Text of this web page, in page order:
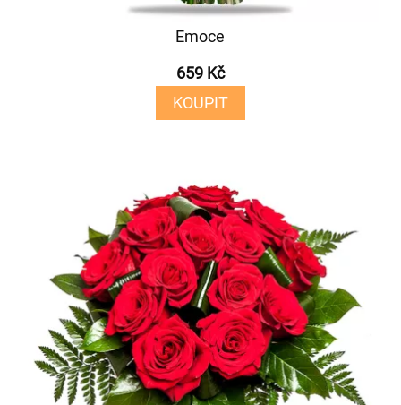
Emoce
659 Kč
KOUPIT